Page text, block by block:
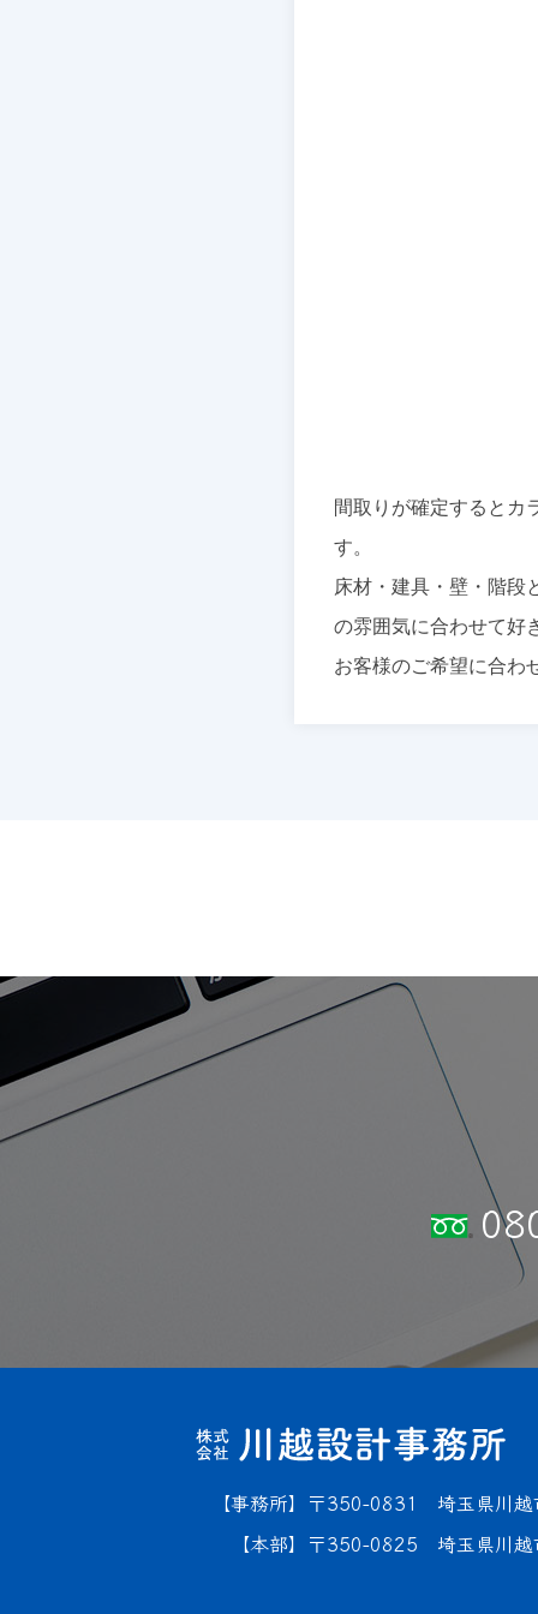
間取りが確定するとカ
す。
床材・建具・壁・階段
の雰囲気に合わせて好
お客様のご希望に合わ
事務所 350-0831
埼玉県川
本部
350-0825 埼玉県川